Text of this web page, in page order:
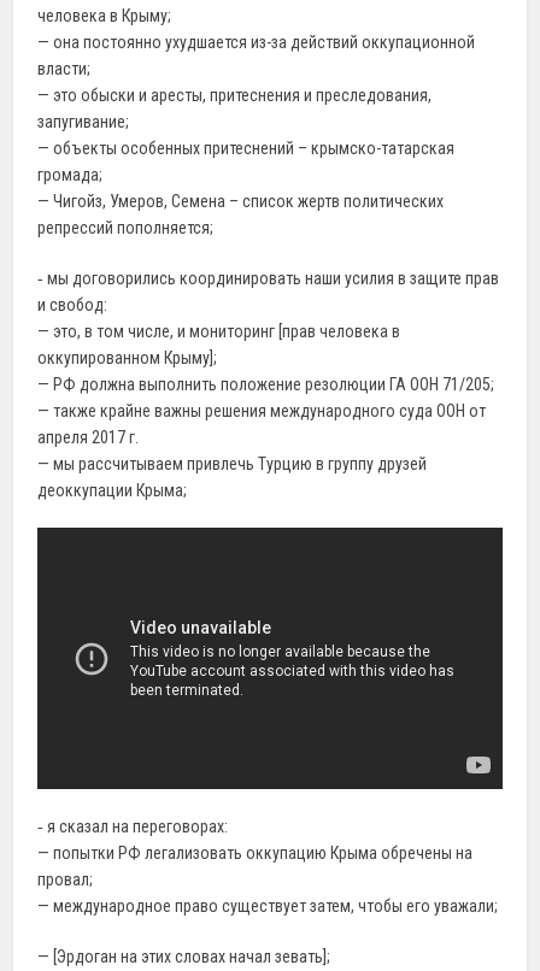
человека в Крыму;
— она постоянно ухудшается из-за действий оккупационной
власти;
— это обыски и аресты, притеснения и преследования,
запугивание;
— объекты особенных притеснений – крымско-татарская
громада;
— Чигойз, Умеров, Семена – список жертв политических
репрессий пополняется;
‐ мы договорились координировать наши усилия в защите прав
и свобод:
— это, в том числе, и мониторинг [прав человека в
оккупированном Крыму];
— РФ должна выполнить положение резолюции ГА ООН 71/205;
— также крайне важны решения международного суда ООН от
апреля 2017 г.
— мы рассчитываем привлечь Турцию в группу друзей
деоккупации Крыма;
‐ я сказал на переговорах:
— попытки РФ легализовать оккупацию Крыма обречены на
провал;
— международное право существует затем, чтобы его уважали;
— [Эрдоган на этих словах начал зевать];